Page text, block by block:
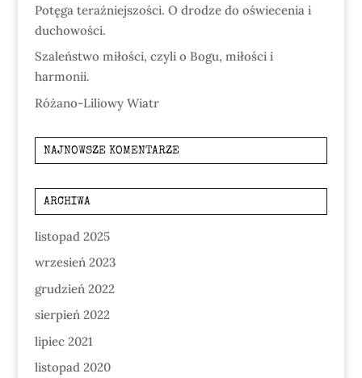
Potęga teraźniejszości. O drodze do oświecenia i
duchowości.
Szaleństwo miłości, czyli o Bogu, miłości i
harmonii.
Różano-Liliowy Wiatr
NAJNOWSZE KOMENTARZE
ARCHIWA
listopad 2025
wrzesień 2023
grudzień 2022
sierpień 2022
lipiec 2021
listopad 2020